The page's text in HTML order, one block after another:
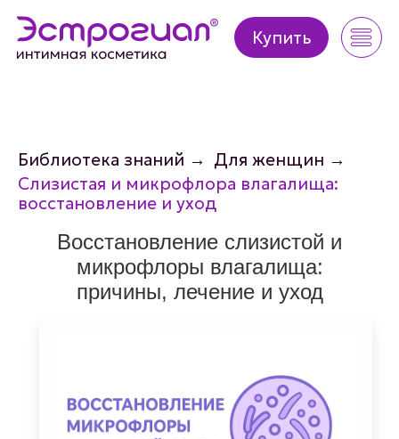
Купить
Купить
Библиотека знаний → Для женщин →
Слизистая и микрофлора влагалища:
восстановление и уход
Восстановление слизистой и
микрофлоры влагалища:
причины, лечение и уход